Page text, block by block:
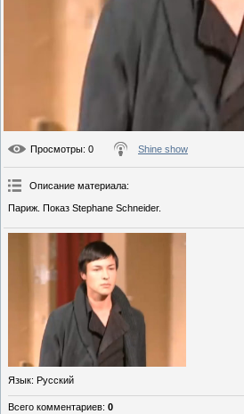
Просмотры: 0 Shine show
Описание материала:
Париж. Показ Stephane Schneider.
Язык: Русский
Всего комментариев: 0